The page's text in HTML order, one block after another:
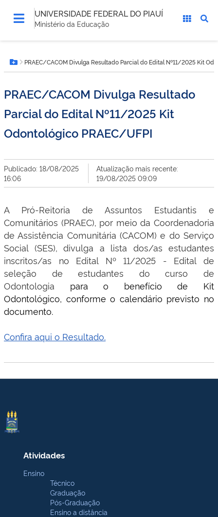
UNIVERSIDADE FEDERAL DO PIAUÍ
Ministério da Educação
está
aqui:Botão Menu
PRAEC/CACOM Divulga Resultado Parcial do Edital Nº11/2025 Kit
PRAEC/CACOM Divulga Resultado
Parcial do Edital Nº11/2025 Kit
Odontológico PRAEC/UFPI
Publicado: 18/08/2025
16:06
Atualização mais recente:
19/08/2025 09:09
A Pró-Reitoria de Assuntos Estudantis e
Comunitários (PRAEC), por meio da Coordenadoria
de Assistência Comunitária (CACOM) e do Serviço
Social (SES), divulga a lista dos/as estudantes
inscritos/as no Edital Nº 11/2025 - Edital de
seleção de estudantes do curso de
Odontologia para o benefício de Kit
Odontológico, conforme o calendário previsto no
documento.
Confira aqui o Resultado.
Atividades
Ensino
Técnico
Graduação
Pós-Graduação
Ensino a distância